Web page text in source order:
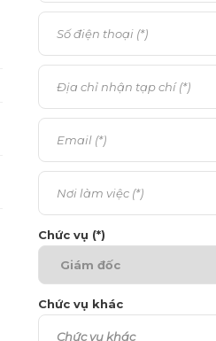
Chức vụ (*)
Chức vụ khác